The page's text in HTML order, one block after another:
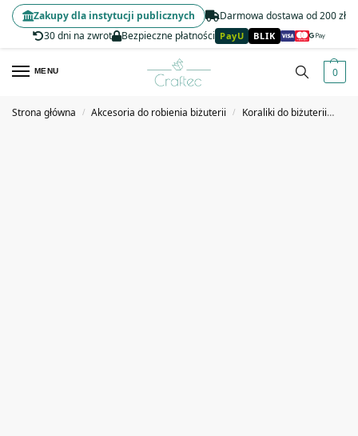
Darmowa dostawa od 200 zł
30 dni na zwrot
Bezpieczne płatności PayU BLIK
Zakupy dla instytucji publicznych
MENU 0
Strona główna / Akcesoria do robienia biżuterii / Koraliki do biżuterii